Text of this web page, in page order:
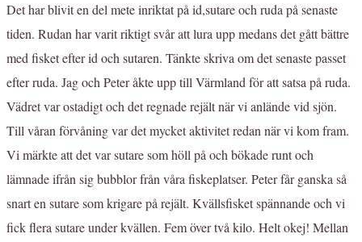
Det har blivit en del mete inriktat på id,sutare och ruda på senaste
tiden. Rudan har varit riktigt svår att lura upp medans det gått bättre
med fisket efter id och sutaren. Tänkte skriva om det senaste passet
efter ruda. Jag och Peter åkte upp till Värmland för att satsa på ruda.
Vädret var ostadigt och det regnade rejält när vi anlände vid sjön.
Till våran förvåning var det mycket aktivitet redan när vi kom fram.
Vi märkte att det var sutare som höll på och bökade runt och
lämnade ifrån sig bubblor från våra fiskeplatser. Peter får ganska så
snart en sutare som krigare på rejält. Kvällsfisket spännande och vi
fick flera sutare under kvällen. Fem över två kilo. Helt okej! Mellan